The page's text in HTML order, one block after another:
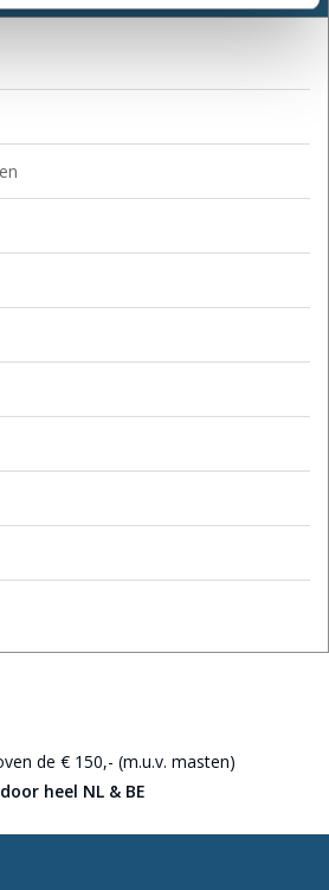
de € 150,- (m.u.v. masten)
door heel NL & BE